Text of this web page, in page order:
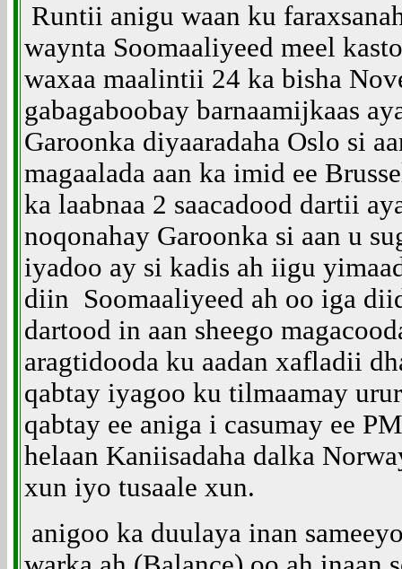
Runtii anigu waan ku
waynta Soomaaliyeed meel
waxaa maalintii 24 ka bisha
gabagaboobay barnaamijkaas
Garoonka diyaaradaha Oslo si
magaalada aan ka imid ee
ka laabnaa 2 saacadood dartii
noqonahay Garoonka si aan u
iyadoo ay si kadis ah iigu
diin Soomaaliyeed ah oo iga
dartood in aan sheego
aragtidooda ku aadan xafladii
qabtay iyagoo ku tilmaamay
qabtay ee aniga i casumay ee
helaan Kaniisadaha dalka
xun iyo tusaale xun.
anigoo ka duulaya inan